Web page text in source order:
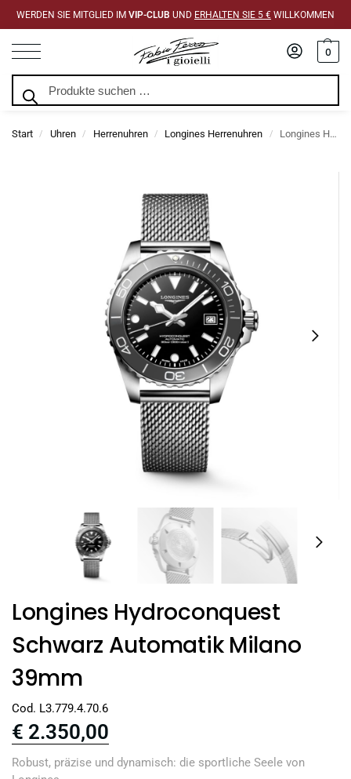
WERDEN SIE MITGLIED IM VIP-CLUB UND ERHALTEN SIE 5 € WILLKOMMEN
0
Start / Uhren / Herrenuhren / Longines Herrenuhren / Longines Hydroconquest Schwarz Automatik Milano 39mm
Longines Hydroconquest
Schwarz Automatik Milano
39mm
Cod. L3.779.4.70.6
€ 2.350,00
Robust, präzise und dynamisch: die sportliche Seele von